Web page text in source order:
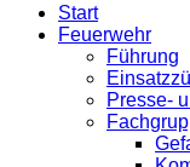
Start
Feuerwehr
Führung
Presse-